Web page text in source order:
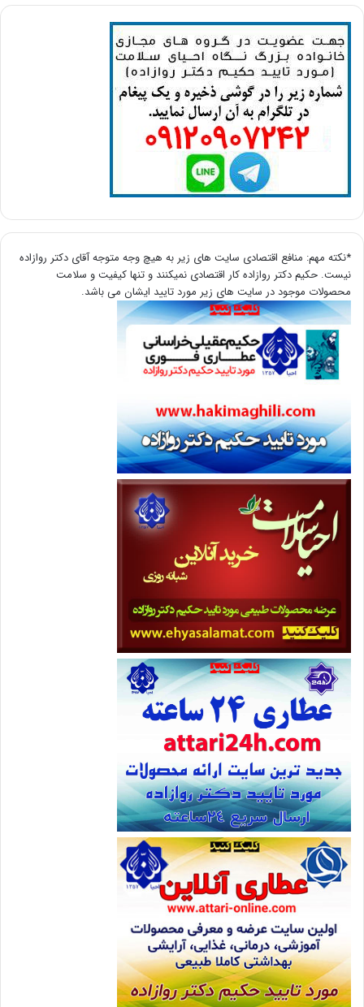
*نکته مهم: منافع اقتصادی سایت های زیر به هیچ وجه متوجه آقای دکتر روازاده
نیست. حکیم دکتر روازاده کار اقتصادی نمیکنند و تنها کیفیت و سلامت
محصولات موجود در سایت های زیر مورد تایید ایشان می باشد.